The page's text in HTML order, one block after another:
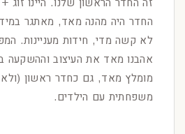
זה החדר הראשון שלנו. היינו זוג
החדר היה מהנה מאד, מאתגר
לא קשה מדי, חידות מעניינות.
אהבנו מאד את העיצוב וההשקעה
מומלץ מאד, גם כחדר ראשון
משפחתית עם הילדים.